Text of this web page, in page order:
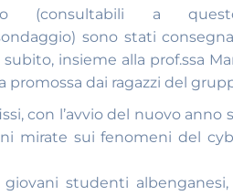
a
sono stati
insieme alla prof.ssa
promossa dai ragazzi del
con l’avvio del nuovo anno
mirate sui fenomeni del
giovani studenti